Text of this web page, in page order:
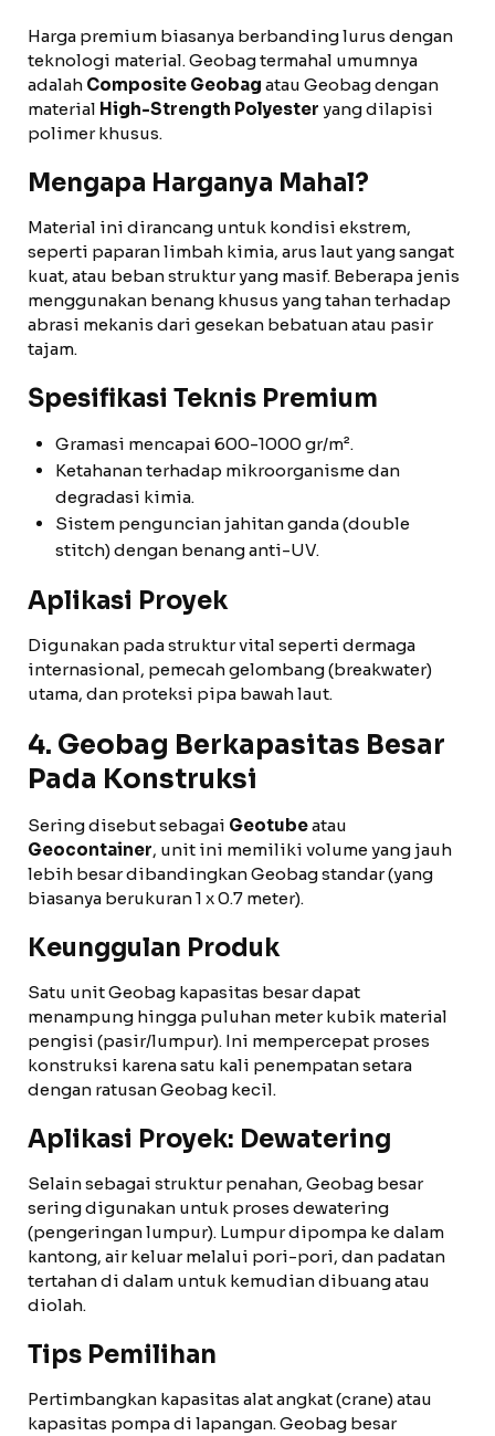
Harga premium biasanya berbanding lurus dengan
teknologi material. Geobag termahal umumnya
adalah Composite Geobag atau Geobag dengan
material High-Strength Polyester yang dilapisi
polimer khusus.
Mengapa Harganya Mahal?
Material ini dirancang untuk kondisi ekstrem,
seperti paparan limbah kimia, arus laut yang sangat
kuat, atau beban struktur yang masif. Beberapa jenis
menggunakan benang khusus yang tahan terhadap
abrasi mekanis dari gesekan bebatuan atau pasir
tajam.
Spesifikasi Teknis Premium
Gramasi mencapai 600-1000 gr/m².
Ketahanan terhadap mikroorganisme dan
degradasi kimia.
Sistem penguncian jahitan ganda (double
stitch) dengan benang anti-UV.
Aplikasi Proyek
Digunakan pada struktur vital seperti dermaga
internasional, pemecah gelombang (breakwater)
utama, dan proteksi pipa bawah laut.
4. Geobag Berkapasitas Besar
Pada Konstruksi
Sering disebut sebagai Geotubeatau
Geocontainer, unit ini memiliki volume yang jauh
lebih besar dibandingkan Geobag standar (yang
biasanya berukuran 1 x 0.7 meter).
Keunggulan Produk
Satu unit Geobag kapasitas besar dapat
menampung hingga puluhan meter kubik material
pengisi (pasir/lumpur). Ini mempercepat proses
konstruksi karena satu kali penempatan setara
dengan ratusan Geobag kecil.
Aplikasi Proyek: Dewatering
Selain sebagai struktur penahan, Geobag besar
sering digunakan untuk proses dewatering
(pengeringan lumpur). Lumpur dipompa ke dalam
kantong, air keluar melalui pori-pori, dan padatan
tertahan di dalam untuk kemudian dibuang atau
diolah.
Tips Pemilihan
Pertimbangkan kapasitas alat angkat (crane) atau
kapasitas pompa di lapangan. Geobag besar